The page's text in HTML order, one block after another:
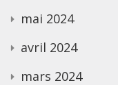
mai 2024
avril 2024
mars 2024